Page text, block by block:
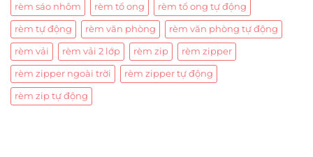
rèm sáo nhôm rèm tổ ong rèm tổ ong tự động
rèm tự động rèm văn phòng rèm văn phòng tự động
rèm vải rèm vải 2 lớp rèm zip rèm zipper
rèm zipper ngoài trời rèm zipper tự động
rèm zip tự động